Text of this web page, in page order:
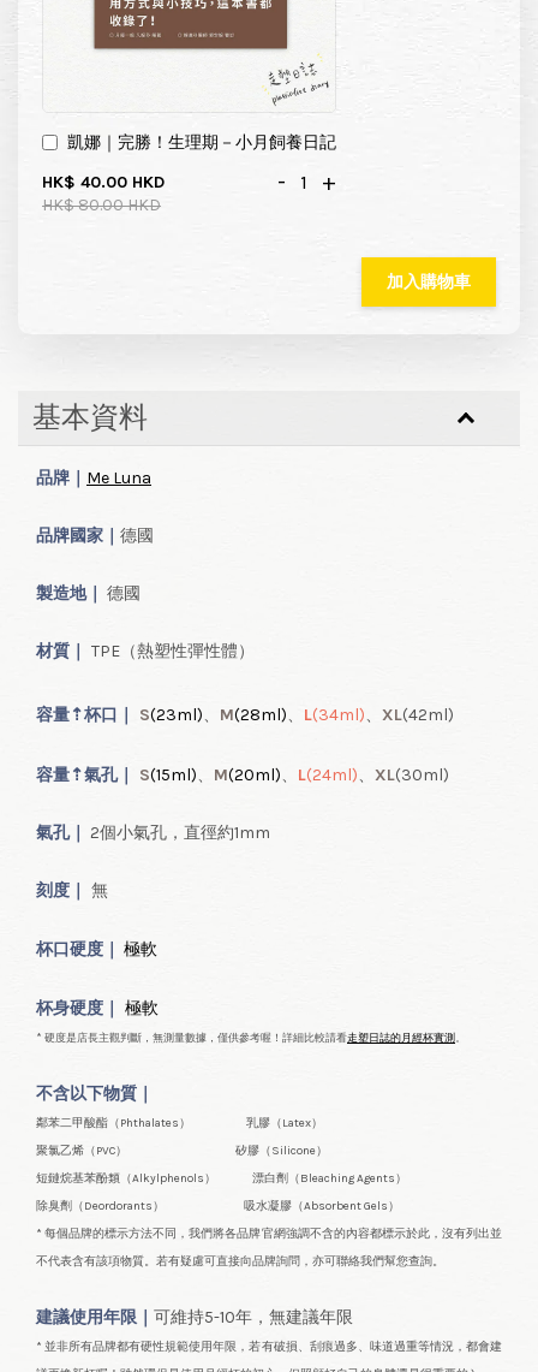
凱娜｜完勝！生理期－小月飼養日記
HK$ 40.00 HKD
HK$ 80.00 HKD
- +
加入購物車
基本資料
品牌｜ Me Luna
品牌國家｜ 德國
製造地｜ 德國
材質｜ TPE（熱塑性彈性體）
容量⇡杯口｜ S(23ml)、 M(28ml)、 L(34ml)、 XL(42ml)
容量⇡氣孔｜ S(15ml)、 M(20ml)、 L(24ml)、 XL(30ml)
氣孔｜ 2個小氣孔，直徑約1mm
刻度｜ 無
杯口硬度｜ 極軟
杯身硬度｜ 極軟
* 硬度是店長主觀判斷，無測量數據，僅供參考喔！詳細比較請看走塑日誌的月經杯實測 。
不含以下物質｜
鄰苯二甲酸酯（Phthalates） 乳膠（Latex）
聚氯乙烯（PVC） 矽膠（Silicone）
短鏈烷基苯酚類（Alkylphenols） 漂白劑（Bleaching Agents）
除臭劑（Deordorants） 吸水凝膠（Absorbent Gels）
* 每個品牌的標示方法不同，我們將各品牌官網強調不含的內容都標示於此，沒有列出並
不代表含有該項物質。若有疑慮可直接向品牌詢問，亦可聯絡我們幫您查詢。
建議使用年限｜ 可維持5-10年，無建議年限
* 並非所有品牌都有硬性規範使用年限，若有破損、刮痕過多、味道過重等情況，都會建